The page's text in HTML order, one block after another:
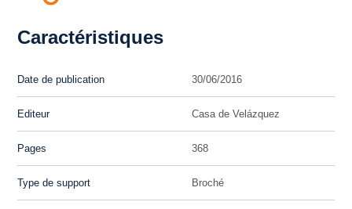
Caractéristiques
Date de publication 30/06/2016
Editeur Casa de Velázquez
Pages 368
Type de support Broché